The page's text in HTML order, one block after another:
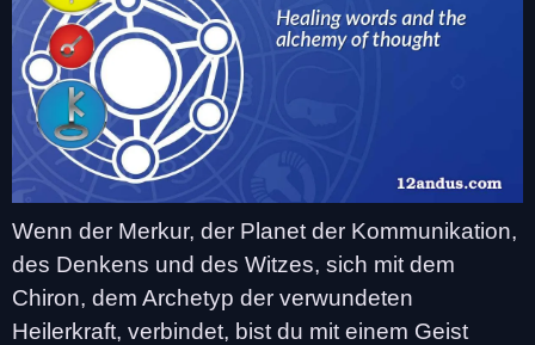
Wenn der Merkur, der Planet der Kommunikation,
des Denkens und des Witzes, sich mit dem
Chiron, dem Archetyp der verwundeten
Heilerkraft, verbindet, bist du mit einem Geist